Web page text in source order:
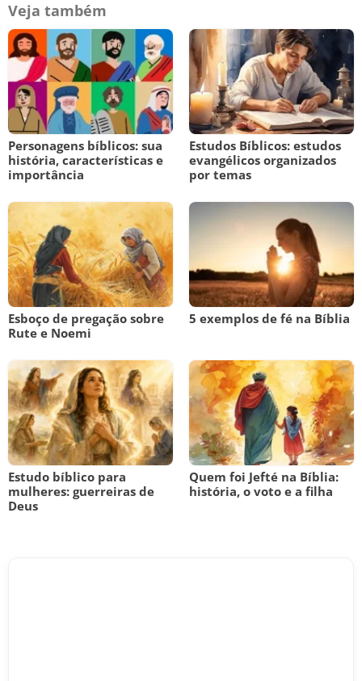
Veja também
Personagens bíblicos: sua
história, características e
importância
Estudos Bíblicos: estudos
evangélicos organizados
por temas
Esboço de pregação sobre
Rute e Noemi
5 exemplos de fé na Bíblia
Estudo bíblico para
mulheres: guerreiras de
Deus
Quem foi Jefté na Bíblia:
história, o voto e a filha